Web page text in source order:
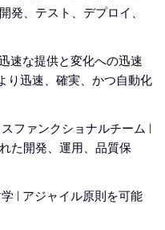
発、テスト、デプロイ、
速な提供と変化への迅速
り迅速、確実、かつ自動化
ファンクショナルチーム |
た開発、運用、品質保
| アジャイル原則を可能